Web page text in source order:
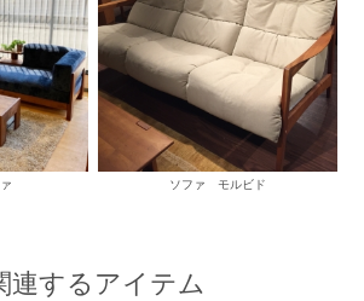
ソファ モルビド
連するアイテム